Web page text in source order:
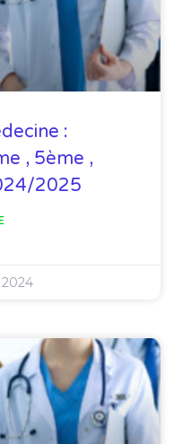
:
, 5ème ,
2025